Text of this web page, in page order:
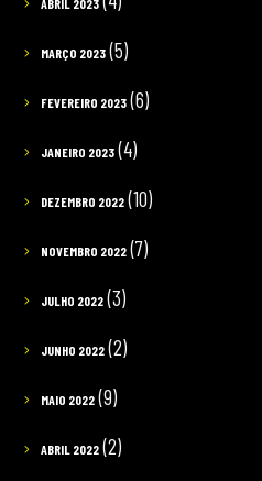
ABRIL 2023
MARÇO 2023(5)
FEVEREIRO 2023(6)
JANEIRO 2023(4)
DEZEMBRO 2022(10)
NOVEMBRO 2022(7)
JULHO 2022(3)
JUNHO 2022(2)
MAIO 2022(9)
ABRIL 2022(2)